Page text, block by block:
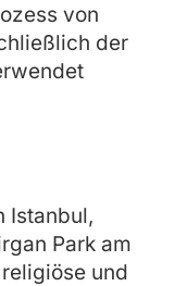
von
der
Istanbul,
Park am
und